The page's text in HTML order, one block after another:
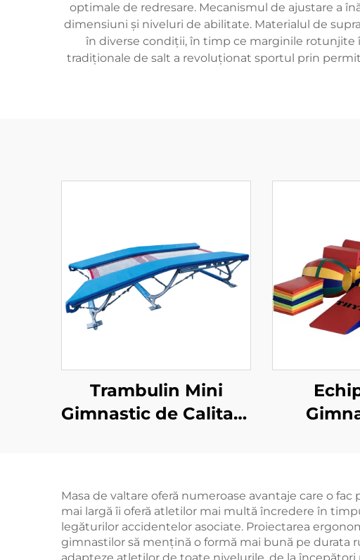
optimale de redresare. Mecanismul de ajustare a
dimensiuni și niveluri de abilitate. Materialul de
în diverse condiții, în timp ce marginile rotunjite
tradiționale de salt a revoluționat sportul prin
Trambulin Mini
Gimnastic de Calitate
Masa de valtare oferă numeroase avantaje care o
mai largă îi oferă atletilor mai multă încredere în
legăturilor accidentelor asociate. Proiectarea
gimnastilor să mențină o formă mai bună pe durata